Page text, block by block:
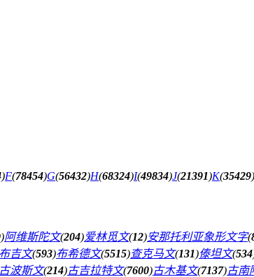
)F(78454)G(56432)H(68324)I(49834)J(21391)K(35429)
)阿维斯陀文(204)爱林觅文(12)安那托利亚象形文字(
布吉文(593)布希德文(5515)查克马文(131)傣坦文(534
古波斯文(214)古吉拉特文(7600)古木基文(7137)古南